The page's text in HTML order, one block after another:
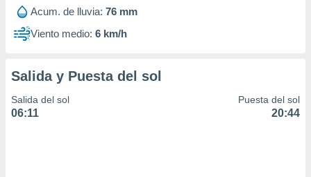
Acum. de lluvia: 76 mm
Viento medio: 6 km/h
Salida y Puesta del sol
Salida del sol
06:11
Puesta del sol
20:44